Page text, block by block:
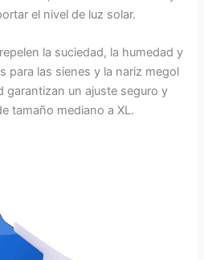
el nivel de luz solar.
la suciedad, la humedad y
para las sienes y la nariz megol
garantizan un ajuste seguro y
tamaño mediano a XL.